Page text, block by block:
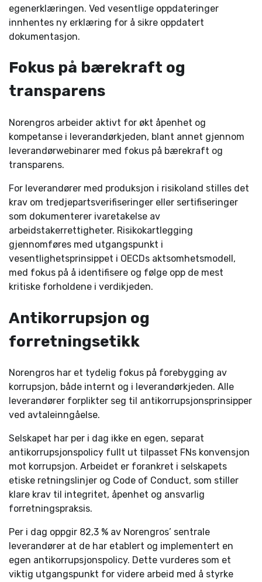
egenerklæringen. Ved vesentlige oppdateringer
innhentes ny erklæring for å sikre oppdatert
dokumentasjon.
Fokus på bærekraft og
transparens
Norengros arbeider aktivt for økt åpenhet og
kompetanse i leverandørkjeden, blant annet gjennom
leverandørwebinarer med fokus på bærekraft og
transparens.
For leverandører med produksjon i risikoland stilles det
krav om tredjepartsverifiseringer eller sertifiseringer
som dokumenterer ivaretakelse av
arbeidstakerrettigheter. Risikokartlegging
gjennomføres med utgangspunkt i
vesentlighetsprinsippet i OECDs aktsomhetsmodell,
med fokus på å identifisere og følge opp de mest
kritiske forholdene i verdikjeden.
Antikorrupsjon og
forretningsetikk
Norengros har et tydelig fokus på forebygging av
korrupsjon, både internt og i leverandørkjeden. Alle
leverandører ­forplikter seg til antikorrupsjonsprinsipper
ved avtaleinngåelse.
Selskapet har per i dag ikke en egen, separat
antikorrupsjonspolicy fullt ut tilpasset FNs konvensjon
mot korrupsjon. Arbeidet er forankret i selskapets
etiske retningslinjer og Code of Conduct, som stiller
klare krav til integritet, åpenhet og ansvarlig
forretningspraksis.
Per i dag oppgir 82,3 % av Norengros’ sentrale
leverandører at de har etablert og implementert en
egen antikorrupsjonspolicy. Dette vurderes som et
viktig utgangspunkt for videre arbeid med å styrke